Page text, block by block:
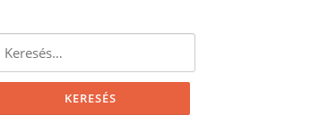
Keresés: